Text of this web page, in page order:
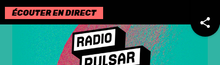
Passer
au
contenu